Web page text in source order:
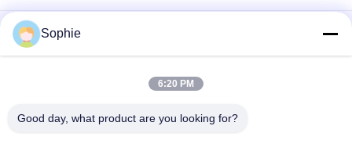
冷式ロール鋼質組織プロセッサ インテリジェント制御パネルと
スライドガラスを持つ煙突ホット パथोロジー&ヒストロジーラ
ボ
インテリジェント制御付き耐久性SUS304ステンレス鋼製実験
Sophie
6:20 PM
Good day, what product are you looking for?